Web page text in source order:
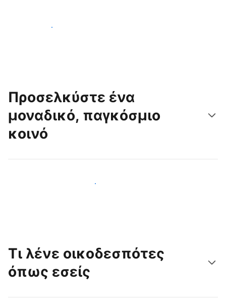
Ξεκινήστε σήμερα
Προσελκύστε ένα
μοναδικό, παγκόσμιο
κοινό
Προσελκύστε νέους επισκέπτες σήμερα
Τι λένε οικοδεσπότες
όπως εσείς